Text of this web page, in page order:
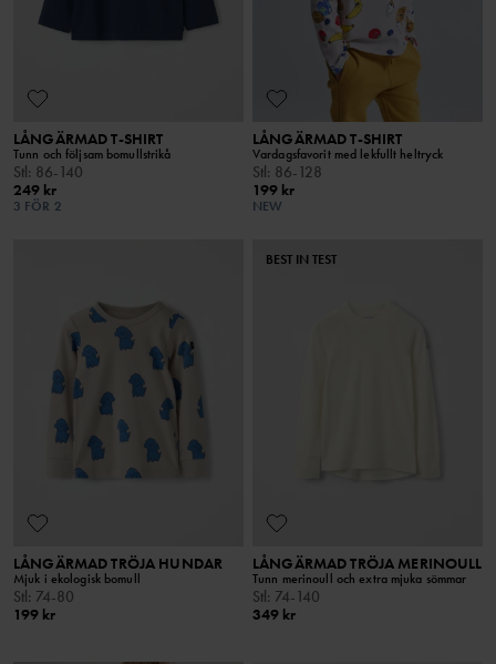
LÅNGÄRMAD T-SHIRT
Tunn och följsam bomullstrikå
Stl: 86-140
249 kr
3 FÖR 2
LÅNGÄRMAD T-SHIRT
Vardagsfavorit med lekfullt heltryck
Stl: 86-128
199 kr
NEW
LÅNGÄRMAD TRÖJA HUNDAR
Mjuk i ekologisk bomull
Stl: 74-80
199 kr
BEST IN TEST
LÅNGÄRMAD TRÖJA MERINOULL
Tunn merinoull och extra mjuka sömmar
Stl: 74-140
349 kr